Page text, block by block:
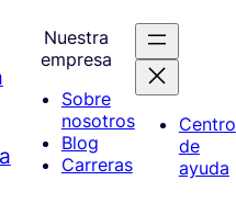
Nuestra
empresa
Sobre
nosotros
Blog
Carreras
Centro
de
ayuda